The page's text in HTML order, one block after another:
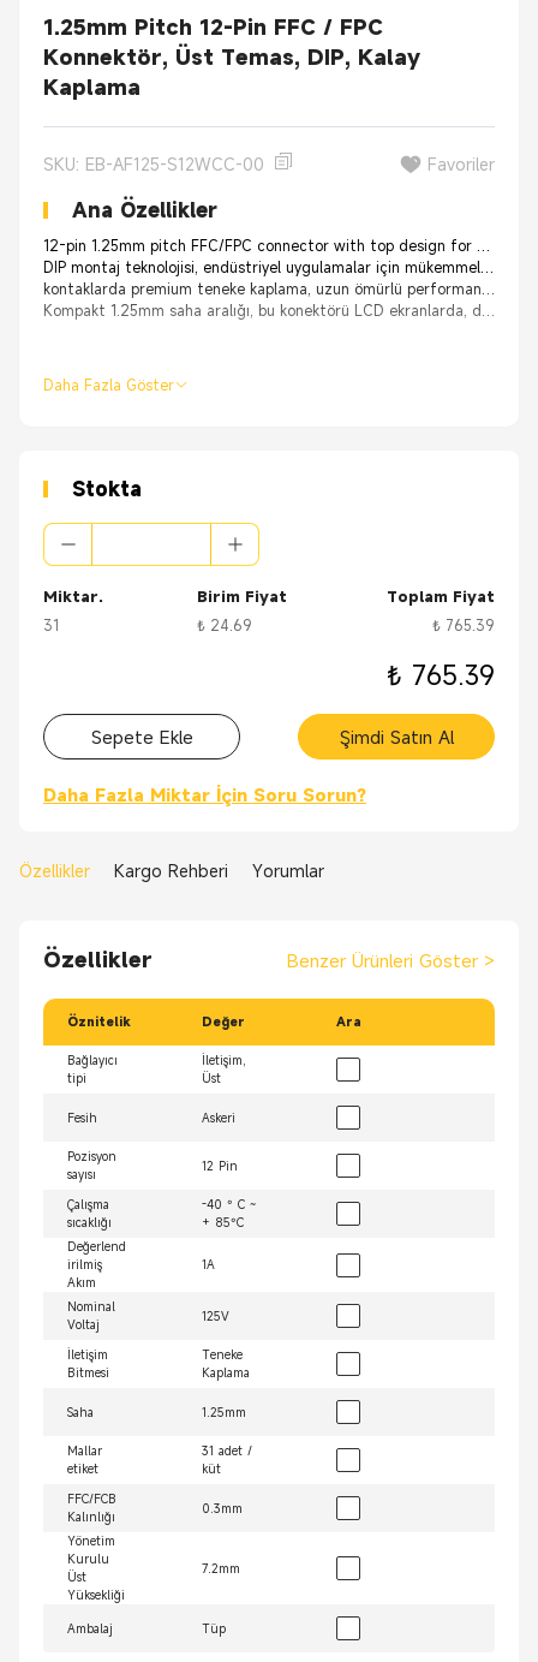
1.25mm Pitch 12-Pin FFC / FPC
Konnektör, Üst Temas, DIP, Kalay
Kaplama
SKU: EB-AF125-S12WCC-00 Favoriler
Ana Özellikler
DIP montaj teknolojisi, endüstriyel uygulamalar için mükemmel mekanik stabilite ve titreşim direnci ile güvenli PCB eki sağlar
kontaklarda premium teneke kaplama, uzun ömürlü performans için üstün elektrik iletkenliği, düşük temas direnci ve gelişmiş korozyon koruması sunar.
Kompakt 1.25mm saha aralığı, bu konektörü LCD ekranlarda, dijital kameralarda, otomotiv elektronidi ve taşınabilir cihazlarda yüksek yoğunluklu uygulamalar için ideal kılar
Daha Fazla Göster
Stokta
Miktar.
31
Birim Fiyat
₺ 24.69
Toplam Fiyat
₺ 765.39
₺ 765.39
Sepete Ekle Şimdi Satın Al
Daha Fazla Miktar İçin Soru Sorun?
Özellikler Kargo Rehberi Yorumlar
Özellikler Benzer Ürünleri Göster >
Öznitelik Değer Ara
Bağlayıcı
tipi
İletişim,
Üst
Fesih Askeri
Pozisyon
sayısı
12 Pin
Çalışma
sıcaklığı
-40 ° C ~
+ 85°C
Değerlend
irilmiş
Akım
1A
Nominal
Voltaj
125V
İletişim
Bitmesi
Teneke
Kaplama
Saha 1.25mm
Mallar
etiket
31 adet /
küt
FFC/FCB
Kalınlığı
0.3mm
Yönetim
Kurulu
Üst
Yüksekliği
7.2mm
Ambalaj Tüp